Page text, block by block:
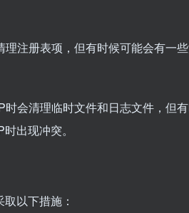
注册表项，但有时候可能会有一
会清理临时文件和日志文件，但
出现冲突。
以下措施：